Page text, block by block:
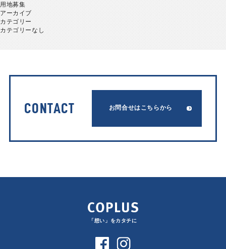
用地募集
アーカイブ
カテゴリー
カテゴリーなし
CONTACT お問合せはこちらから
「想い」をカタチに